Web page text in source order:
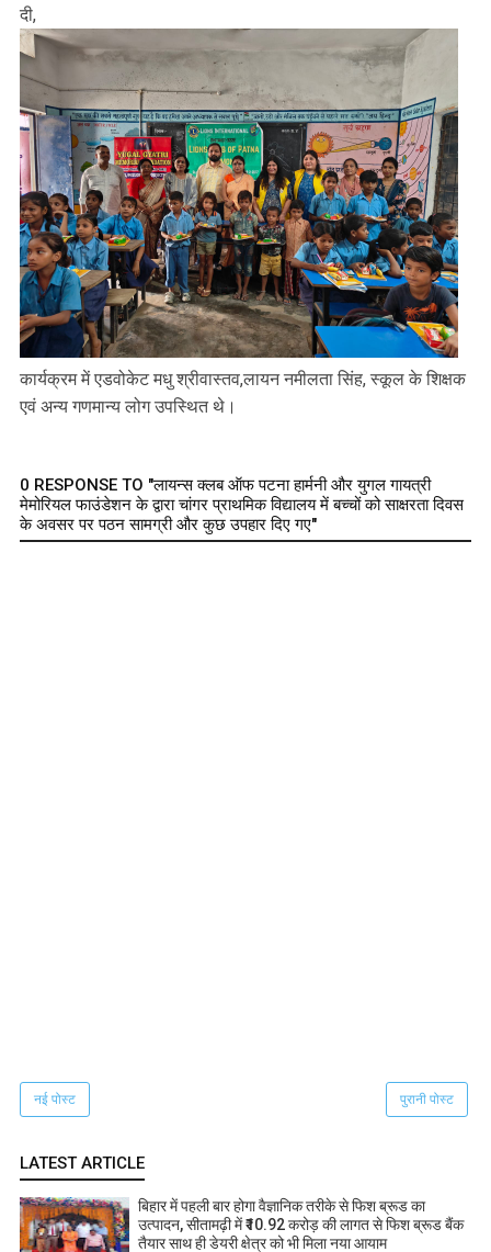
दी,
कार्यक्रम में एडवोकेट मधु श्रीवास्तव,लायन नमीलता सिंह, स्कूल के शिक्षक
एवं अन्य गणमान्य लोग उपस्थित थे।
0 RESPONSE TO "लायन्स क्लब ऑफ पटना हार्मनी और युगल गायत्री
मेमोरियल फाउंडेशन के द्वारा चांगर प्राथमिक विद्यालय में बच्चों को साक्षरता दिवस
के अवसर पर पठन सामग्री और कुछ उपहार दिए गए"
नई पोस्ट पुरानी पोस्ट
LATEST ARTICLE
बिहार में पहली बार होगा वैज्ञानिक तरीके से फिश ब्रूड का
उत्पादन, सीतामढ़ी में ₹10.92 करोड़ की लागत से फिश ब्रूड बैंक
तैयार साथ ही डेयरी क्षेत्र को भी मिला नया आयाम